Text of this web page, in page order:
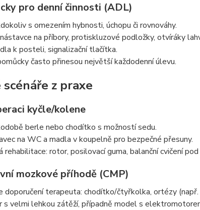
pro denní činnosti (ADL)
s omezením hybnosti, úchopu či rovnováhy.
na příbory, protiskluzové podložky, otvíráky
k posteli, signalizační tlačítka.
často přinesou největší každodenní úlevu.
z praxe
kyčle/kolene
berle nebo chodítko s možností sedu.
na WC a madla v koupelně pro bezpečné přesuny.
rehabilitace: rotor, posilovací guma, balanční cvičení
mozkové příhodě (CMP)
doporučení terapeuta: chodítko/čtyřkolka, ortézy
s velmi lehkou zátěží, případně model s